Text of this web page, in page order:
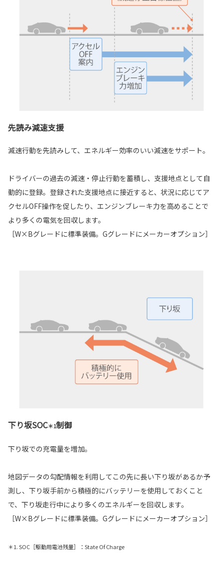
先読み減速支援
減速行動を先読みして、エネルギー効率のいい減速をサポート。
ドライバーの過去の減速・停止行動を蓄積し、支援地点として自
動的に登録。登録された支援地点に接近すると、状況に応じてア
クセルOFF操作を促したり、エンジンブレーキ力を高めることで
より多くの電気を回収します。
［W×Bグレードに標準装備。Gグレードにメーカーオプション］
下り坂SOC＊1制御
下り坂での充電量を増加。
地図データの勾配情報を利用してこの先に長い下り坂があるか予
測し、下り坂手前から積極的にバッテリーを使用しておくこと
で、下り坂走行中により多くのエネルギーを回収します。
［W×Bグレードに標準装備。Gグレードにメーカーオプション］
＊1. SOC［駆動用電池残量］：State Of Charge